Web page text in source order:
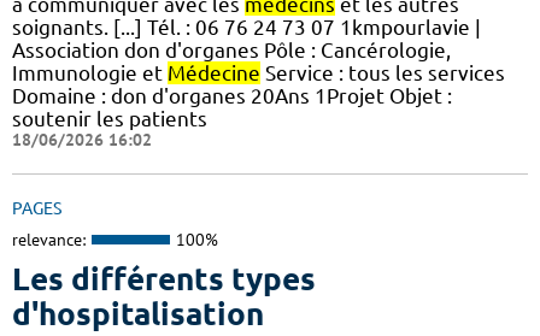
soignants. [...] Tél. : 06 76 24 73 07 1kmpourlavie |
Association don d'organes Pôle : Cancérologie,
Immunologie et Médecine Service : tous les services
Domaine : don d'organes 20Ans 1Projet Objet :
soutenir les patients
18/06/2026 16:02
PAGES
relevance: 100%
Les différents types
d'hospitalisation